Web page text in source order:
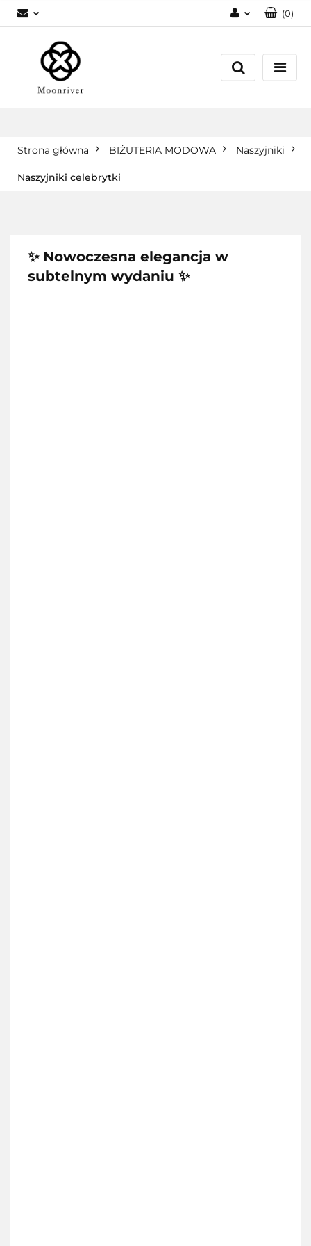
Zarejestruj się
(0)
Strona główna BIŻUTERIA MODOWA Naszyjniki
Naszyjniki celebrytki
✨ Nowoczesna elegancja w
subtelnym wydaniu ✨